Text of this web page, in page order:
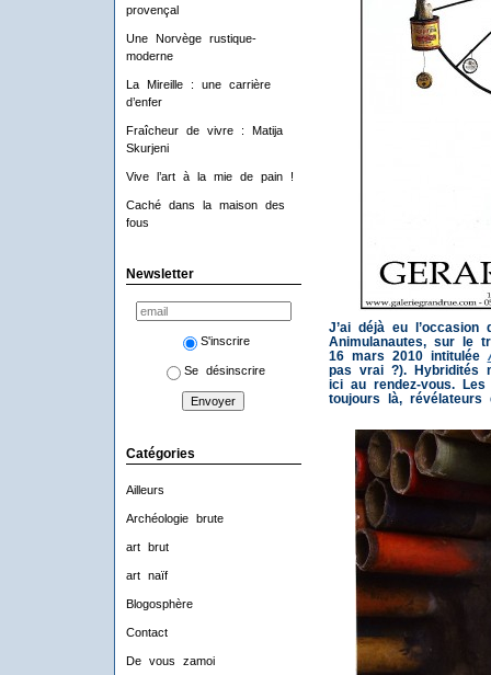
provençal
Une Norvège rustique-
moderne
La Mireille : une carrière
d’enfer
Fraîcheur de vivre : Matija
Skurjeni
Vive l’art à la mie de pain !
Caché dans la maison des
fous
Newsletter
S'inscrire
Se désinscrire
Catégories
Ailleurs
Archéologie brute
art brut
art naïf
Blogosphère
Contact
De vous zamoi
J’ai déjà eu l’occasion
Animulanautes, sur le
16 mars 2010 intitulée
pas vrai ?). Hybridités
ici au rendez-vous.
toujours là, révélateurs